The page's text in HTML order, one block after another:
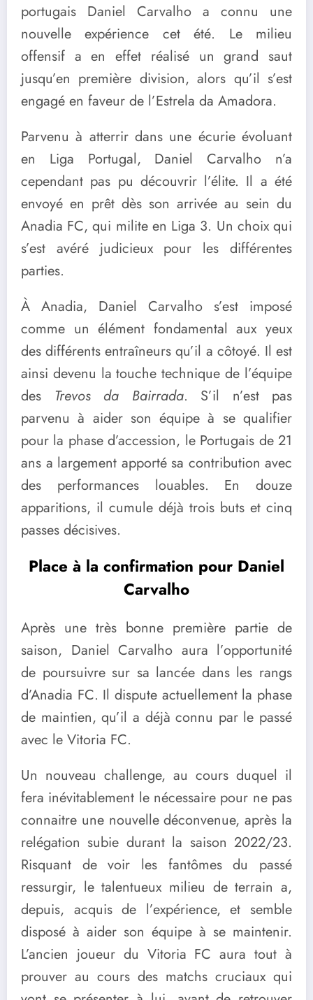
portugais Daniel Carvalho a connu une
nouvelle expérience cet été. Le milieu
offensif a en effet réalisé un grand saut
jusqu’en première division, alors qu’il s’est
engagé en faveur de l’Estrela da Amadora.
Parvenu à atterrir dans une écurie évoluant
en Liga Portugal, Daniel Carvalho n’a
cependant pas pu découvrir l’élite. Il a été
envoyé en prêt dès son arrivée au sein du
Anadia FC, qui milite en Liga 3. Un choix qui
s’est avéré judicieux pour les différentes
parties.
À Anadia, Daniel Carvalho s’est imposé
comme un élément fondamental aux yeux
des différents entraîneurs qu’il a côtoyé. Il est
ainsi devenu la touche technique de l’équipe
des Trevos da Bairrada. S’il n’est pas
parvenu à aider son équipe à se qualifier
pour la phase d’accession, le Portugais de 21
ans a largement apporté sa contribution avec
des performances louables. En douze
apparitions, il cumule déjà trois buts et cinq
passes décisives.
Place à la confirmation pour Daniel
Carvalho
Après une très bonne première partie de
saison, Daniel Carvalho aura l’opportunité
de poursuivre sur sa lancée dans les rangs
d’Anadia FC. Il dispute actuellement la phase
de maintien, qu’il a déjà connu par le passé
avec le Vitoria FC.
Un nouveau challenge, au cours duquel il
fera inévitablement le nécessaire pour ne pas
connaitre une nouvelle déconvenue, après la
relégation subie durant la saison 2022/23.
Risquant de voir les fantômes du passé
ressurgir, le talentueux milieu de terrain a,
depuis, acquis de l’expérience, et semble
disposé à aider son équipe à se maintenir.
L’ancien joueur du Vitoria FC aura tout à
prouver au cours des matchs cruciaux qui